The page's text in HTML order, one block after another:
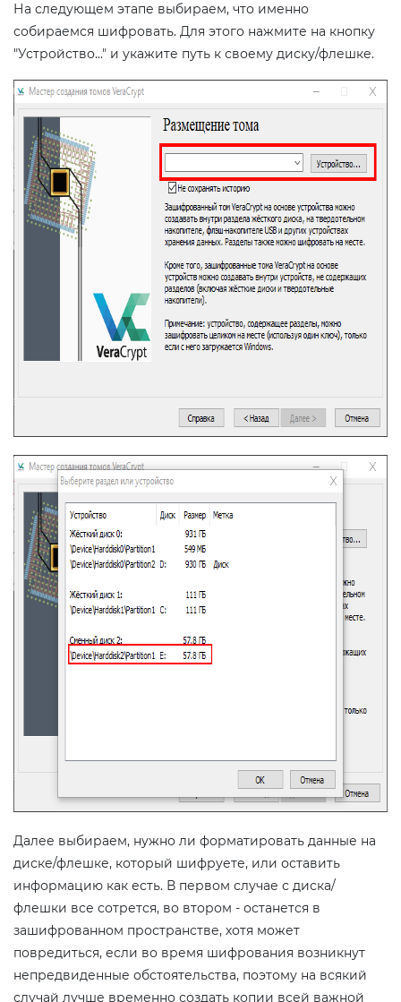
На следующем этапе выбираем, что именно
собираемся шифровать. Для этого нажмите на кнопку
"Устройство..." и укажите путь к своему диску/флешке.
Далее выбираем, нужно ли форматировать данные на
диске/флешке, который шифруете, или оставить
информацию как есть. В первом случае с диска/
флешки все сотрется, во втором - останется в
зашифрованном пространстве, хотя может
повредиться, если во время шифрования возникнут
непредвиденные обстоятельства, поэтому на всякий
случай лучше временно создать копии всей важной